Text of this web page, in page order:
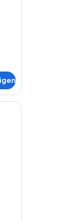
mit
Bett, einem